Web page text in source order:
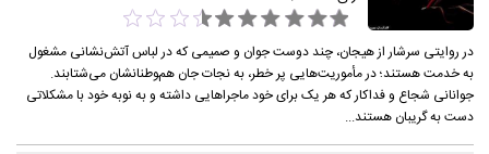
در روایتی سرشار از هیجان، چند دوست جوان و صمیمی که در لباس آتش‌نشانی مشغول
به خدمت هستند؛ در مأموریت‌هایی پر خطر، به نجات جان هم‌‍وطنانشان می‌شتابند.
جوانانی شجاع و فداکار که هر یک برای خود ماجراهایی داشته و به نوبه خود با مشکلاتی
دست به گریبان هستند...